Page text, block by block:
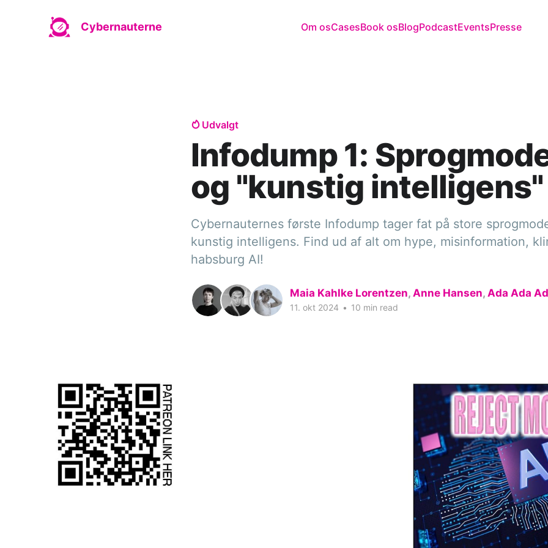
Cybernauterne Om osCasesBook osBlogPodcastEventsPresse
Udvalgt
Infodump 1:
og "kunstig intelligens"
Cybernauternes første Infodump tager fat på store
kunstig intelligens. Find ud af alt om hype, misinformation,
habsburg AI!
Maia Kahlke Lorentzen, Anne Hansen, Ada Ada
11. okt 2024 • 10 min read